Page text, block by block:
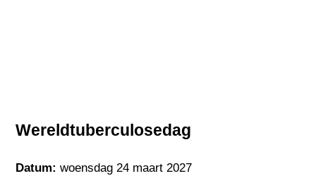
Wereldtuberculosedag
Datum: woensdag 24 maart 2027